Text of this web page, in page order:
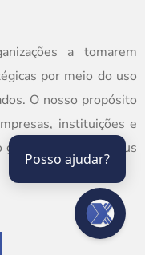
a tomarem
por meio do uso
O nosso propósito
instituições e
valor para seus
Posso ajudar?